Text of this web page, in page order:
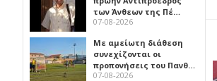
των Άνθεων της Πέ…
07-08-2026
Με αμείωτη διάθεση
συνεχίζονται οι
προπονήσεις του Πανθ…
07-08-2026